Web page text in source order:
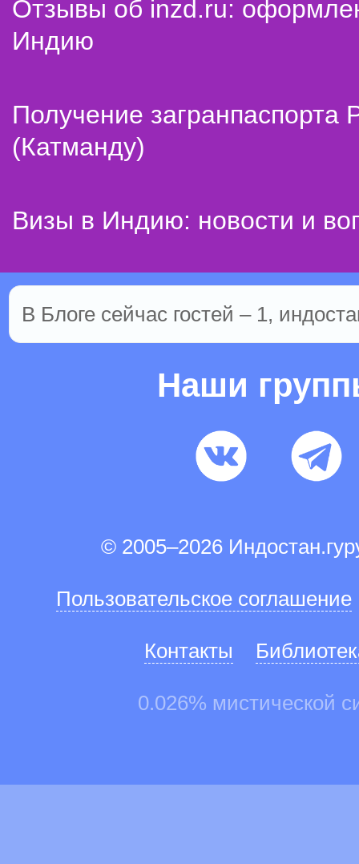
Отзывы об inzd.ru:
Индию
Получение
(Катманду)
Визы в Индию: новости и
В Блоге сейчас гостей – 1,
Наши
© 2005–2026
Пользовательское соглашение
Контакты
0.026% мистической